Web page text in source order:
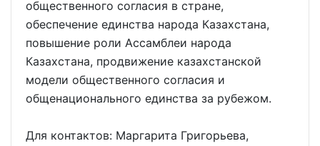
общественного согласия в стране,
обеспечение единства народа Казахстана,
повышение роли Ассамблеи народа
Казахстана, продвижение казахстанской
модели общественного согласия и
общенационального единства за рубежом.
Для контактов: Маргарита Григорьева,